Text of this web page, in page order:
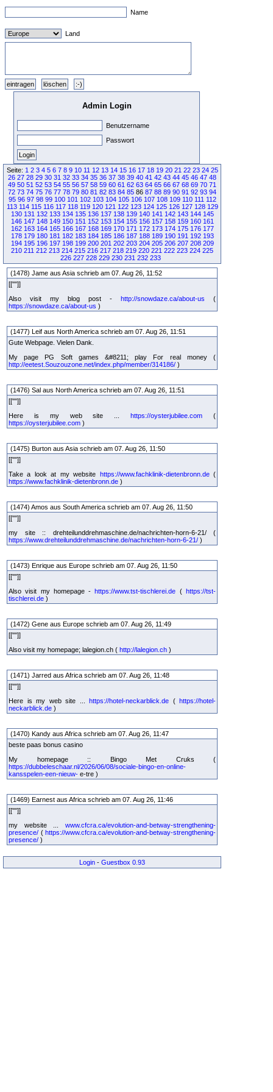
Name
Land
Admin Login
Benutzername
Passwort
Seite: 1 2 3 4 5 6 7 8 9 10 11 12 13 14 15 16 17 18 19 20 21 22 23 24 25
26 27 28 29 30 31 32 33 34 35 36 37 38 39 40 41 42 43 44 45 46 47 48
49 50 51 52 53 54 55 56 57 58 59 60 61 62 63 64 65 66 67 68 69 70 71
72 73 74 75 76 77 78 79 80 81 82 83 84 85 86 87 88 89 90 91 92 93 94
95 96 97 98 99 100 101 102 103 104 105 106 107 108 109 110 111 112
113 114 115 116 117 118 119 120 121 122 123 124 125 126 127 128 129
130 131 132 133 134 135 136 137 138 139 140 141 142 143 144 145
146 147 148 149 150 151 152 153 154 155 156 157 158 159 160 161
162 163 164 165 166 167 168 169 170 171 172 173 174 175 176 177
178 179 180 181 182 183 184 185 186 187 188 189 190 191 192 193
194 195 196 197 198 199 200 201 202 203 204 205 206 207 208 209
210 211 212 213 214 215 216 217 218 219 220 221 222 223 224 225
226 227 228 229 230 231 232 233
(1478) Jame aus Asia schrieb am 07. Aug 26, 11:52
[[""]]
Also visit my blog post - http://snowdaze.ca/about-us (
https://snowdaze.ca/about-us )
(1477) Leif aus North America schrieb am 07. Aug 26, 11:51
Gute Webpage. Vielen Dank.
My page PG Soft games &#8211; play For real money (
http://eetest.Souzouzone.net/index.php/member/314186/ )
(1476) Sal aus North America schrieb am 07. Aug 26, 11:51
[[""]]
Here is my web site ...https://oysterjubilee.com (
https://oysterjubilee.com )
(1475) Burton aus Asia schrieb am 07. Aug 26, 11:50
[[""]]
Take a look at my website https://www.fachklinik-dietenbronn.de(
https://www.fachklinik-dietenbronn.de )
(1474) Amos aus South America schrieb am 07. Aug 26, 11:50
[[""]]
my site :: drehteilunddrehmaschine.de/nachrichten-horn-6-21/ (
https://www.drehteilunddrehmaschine.de/nachrichten-horn-6-21/ )
(1473) Enrique aus Europe schrieb am 07. Aug 26, 11:50
[[""]]
Also visit my homepage -https://www.tst-tischlerei.de (https://tst-
tischlerei.de )
(1472) Gene aus Europe schrieb am 07. Aug 26, 11:49
[[""]]
Also visit my homepage; lalegion.ch ( http://lalegion.ch )
(1471) Jarred aus Africa schrieb am 07. Aug 26, 11:48
[[""]]
Here is my web site ... https://hotel-neckarblick.de ( https://hotel-
neckarblick.de )
(1470) Kandy aus Africa schrieb am 07. Aug 26, 11:47
beste paas bonus casino
My homepage :: Bingo Met Cruks (
https://dubbeleschaar.nl/2026/06/08/sociale-bingo-en-online-
kansspelen-een-nieuw- e-tre )
(1469) Earnest aus Africa schrieb am 07. Aug 26, 11:46
[[""]]
my website ... www.cfcra.ca/evolution-and-betway-strengthening-
presence/ ( https://www.cfcra.ca/evolution-and-betway-strengthening-
presence/ )
Login - Guestbox 0.93